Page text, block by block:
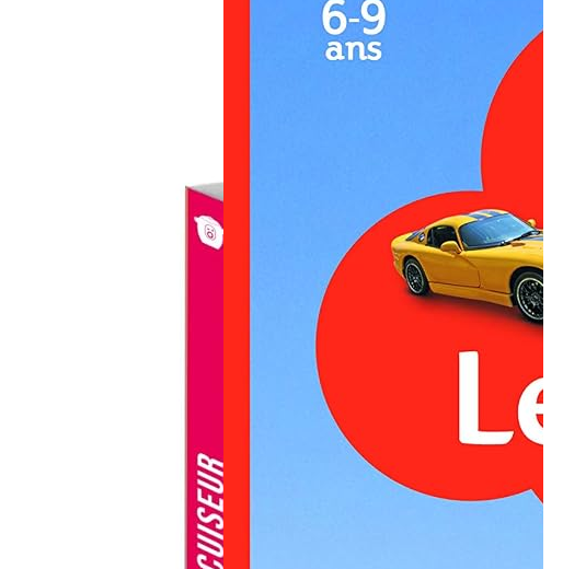
La négociation des valeurs:
Introduction à la sociologie